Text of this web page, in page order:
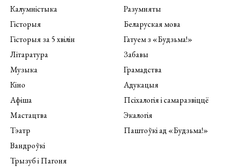
Калумністыка
Гісторыя
Гісторыя за 5 хвілін
Літаратура
Музыка
Кіно
Афіша
Мастацтва
Тэатр
Вандроўкі
Трызуб і Пагоня
Разумняты
Беларуская мова
Гатуем з «Будзьма!»
Забавы
Грамадства
Адукацыя
Псіхалогія і самаразвіццё
Экалогія
Паштоўкі ад «Будзьма!»